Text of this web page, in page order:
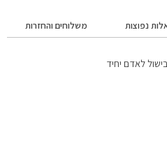
נפוצות משלוחים והחזרות
לאדם יחיד
לכתובתכם.